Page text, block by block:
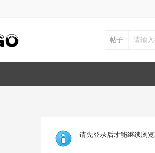
帖子
请先登录后才能继续浏览